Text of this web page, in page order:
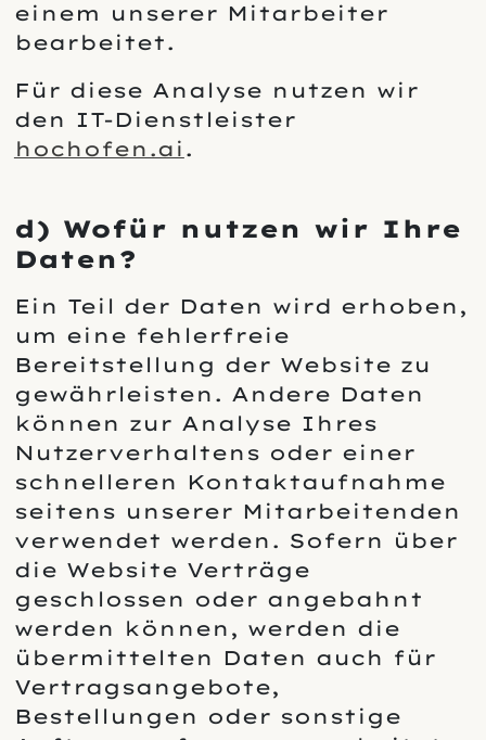
einem unserer Mitarbeiter
bearbeitet.
Für diese Analyse nutzen wir
den IT-Dienstleister
hochofen.ai .
d) Wofür nutzen wir Ihre
Daten?
Ein Teil der Daten wird erhoben,
um eine fehlerfreie
Bereitstellung der Website zu
gewährleisten. Andere Daten
können zur Analyse Ihres
Nutzerverhaltens oder einer
schnelleren Kontaktaufnahme
seitens unserer Mitarbeitenden
verwendet werden. Sofern über
die Website Verträge
geschlossen oder angebahnt
werden können, werden die
übermittelten Daten auch für
Vertragsangebote,
Bestellungen oder sonstige